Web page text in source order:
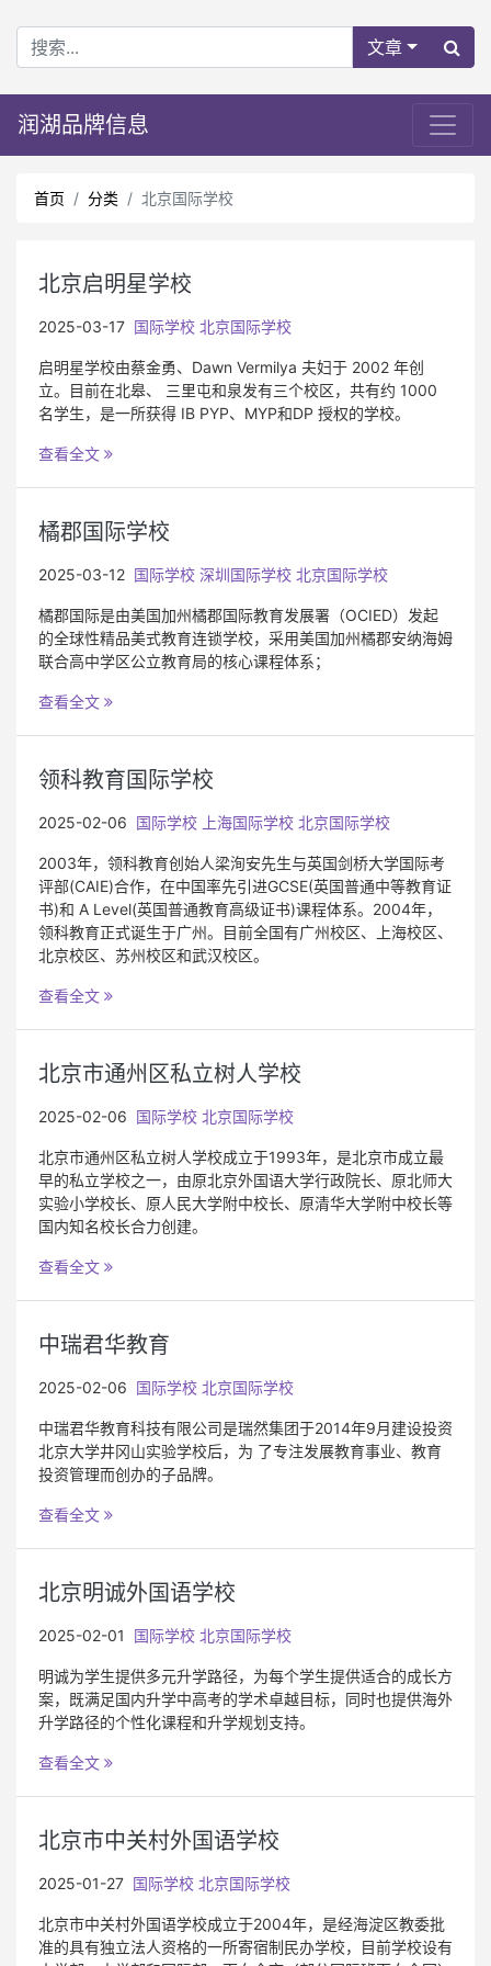
文章
润湖品牌信息
首页 分类 北京国际学校
北京启明星学校
2025-03-17 国际学校 北京国际学校
启明星学校由蔡金勇、Dawn Vermilya 夫妇于 2002 年创
立。目前在北皋、 三里屯和泉发有三个校区，共有约 1000
名学生，是一所获得 IB PYP、MYP和DP 授权的学校。
查看全文
橘郡国际学校
2025-03-12 国际学校 深圳国际学校 北京国际学校
橘郡国际是由美国加州橘郡国际教育发展署（OCIED）发起
的全球性精品美式教育连锁学校，采用美国加州橘郡安纳海姆
联合高中学区公立教育局的核心课程体系；
查看全文
领科教育国际学校
2025-02-06 国际学校 上海国际学校 北京国际学校
2003年，领科教育创始人梁洵安先生与英国剑桥大学国际考
评部(CAIE)合作，在中国率先引进GCSE(英国普通中等教育证
书)和 A Level(英国普通教育高级证书)课程体系。2004年，
领科教育正式诞生于广州。目前全国有广州校区、上海校区、
北京校区、苏州校区和武汉校区。
查看全文
北京市通州区私立树人学校
2025-02-06 国际学校 北京国际学校
北京市通州区私立树人学校成立于1993年，是北京市成立最
早的私立学校之一，由原北京外国语大学行政院长、原北师大
实验小学校长、原人民大学附中校长、原清华大学附中校长等
国内知名校长合力创建。
查看全文
中瑞君华教育
2025-02-06 国际学校 北京国际学校
中瑞君华教育科技有限公司是瑞然集团于2014年9月建设投资
北京大学井冈山实验学校后，为 了专注发展教育事业、教育
投资管理而创办的子品牌。
查看全文
北京明诚外国语学校
2025-02-01 国际学校 北京国际学校
明诚为学生提供多元升学路径，为每个学生提供适合的成长方
案，既满足国内升学中高考的学术卓越目标，同时也提供海外
升学路径的个性化课程和升学规划支持。
查看全文
北京市中关村外国语学校
2025-01-27 国际学校 北京国际学校
北京市中关村外国语学校成立于2004年，是经海淀区教委批
准的具有独立法人资格的一所寄宿制民办学校，目前学校设有